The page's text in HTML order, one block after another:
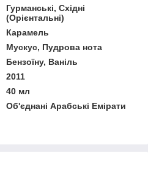
Гурманські, Східні
(Орієнтальні)
Карамель
Мускус, Пудрова нота
Бензоїну, Ваніль
2011
40 мл
Об'єднані Арабські Емірати